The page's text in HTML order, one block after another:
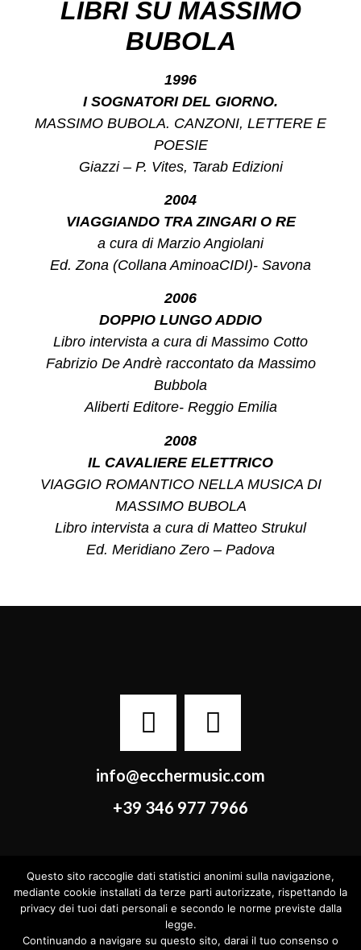
LIBRI SU MASSIMO
BUBOLA
1996
I SOGNATORI DEL GIORNO.
MASSIMO BUBOLA. CANZONI, LETTERE E
POESIE
Giazzi – P. Vites, Tarab Edizioni
2004
VIAGGIANDO TRA ZINGARI O RE
a cura di Marzio Angiolani
Ed. Zona (Collana AminoaCIDI)- Savona
2006
DOPPIO LUNGO ADDIO
Libro intervista a cura di Massimo Cotto
Fabrizio De Andrè raccontato da Massimo
Bubbola
Aliberti Editore- Reggio Emilia
2008
IL CAVALIERE ELETTRICO
VIAGGIO ROMANTICO NELLA MUSICA DI
MASSIMO BUBOLA
Libro intervista a cura di Matteo Strukul
Ed. Meridiano Zero – Padova
info@ecchermusic.com
+39 346 977 7966
© 2022 tutti i diritti riservati Edizioni Musicali srl | Via Catena 26 –
37023 Grezzana (VR) | P.I. 02866010230 C.F. e Registro Imprese
10980430150 |
Questo sito raccoglie dati statistici anonimi sulla navigazione,
mediante cookie installati da terze parti autorizzate, rispettando la
privacy dei tuoi dati personali e secondo le norme previste dalla
legge.
Continuando a navigare su questo sito, darai il tuo consenso o